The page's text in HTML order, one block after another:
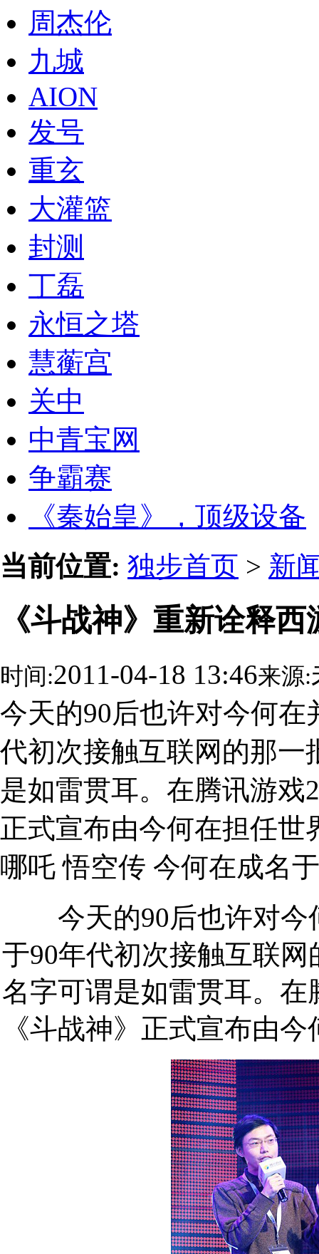
周杰伦
九城
AION
发号
重玄
大灌篮
封测
丁磊
永恒之塔
慧蘅宫
关中
中青宝网
争霸赛
《秦始皇》，顶级设备
当前位置: 独步首页 > 新
《斗战神》重新诠释
时间:2011-04-18 13:46来源:
今天的90后也许对今何
代初次接触互联网的那一
是如雷贯耳。在腾讯游戏
正式宣布由今何在担任
哪吒 悟空传 今何在成名
今天的90后也许对今
于90年代初次接触互联
名字可谓是如雷贯耳。在
《斗战神》正式宣布由